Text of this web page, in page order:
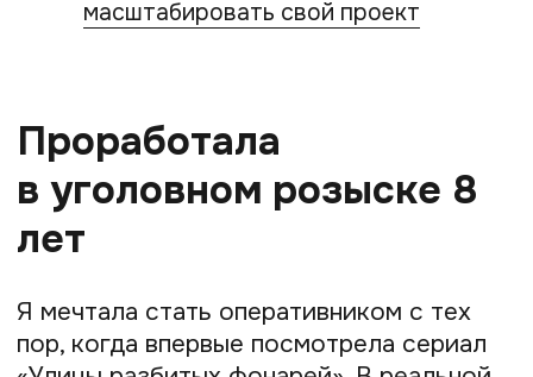
в более либеральный Санкт-Петербург.
работа меня закалила. Через какое-то
время перевелась в область, в убойный
100 преступлений.
отдела, чтобы вести
экскурсии